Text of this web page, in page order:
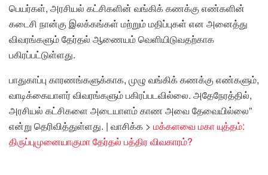
பெயர்கள், அரசியல் கட்சிகளின் வங்கிக் கணக்கு எண்களின்
கடைசி நான்கு இலக்கங்கள் மற்றும் மதிப்புகள் என அனைத்து
விவரங்களும் தேர்தல் ஆணையம் வெளியிடுவதற்காக
பகிரப்பட்டுள்ளது.
பாதுகாப்பு காரணங்களுக்காக, முழு வங்கிக் கணக்கு எண்களும்,
வாடிக்கையாளர் விவரங்களும் பகிரப்படவில்லை. அதேநேரத்தில்,
அரசியல் கட்சிகளை அடையாளம் காண அவை தேவையில்லை”
என்று தெரிவித்துள்ளது. | வாசிக்க > மக்களவை மகா யுத்தம்:
திருப்புமுனையாகுமா தேர்தல் பத்திர விவகாரம்?